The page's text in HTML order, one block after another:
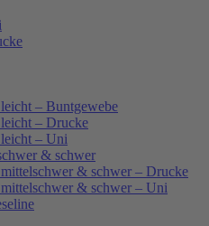
– Buntgewebe
– Drucke
– Uni
& schwer
& schwer – Drucke
& schwer – Uni